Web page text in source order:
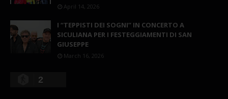
April 14, 2026
I “TEPPISTI DEI SOGNI” IN CONCERTO A
SICULIANA PER I FESTEGGIAMENTI DI SAN
GIUSEPPE
March 16, 2026
2